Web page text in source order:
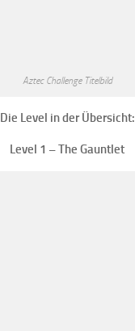
Aztec Challenge Titelbild
Die Level in der Übersicht:
Level 1 – The Gauntlet